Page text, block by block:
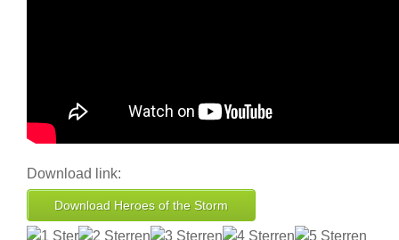
Download link:
Download Heroes of the Storm